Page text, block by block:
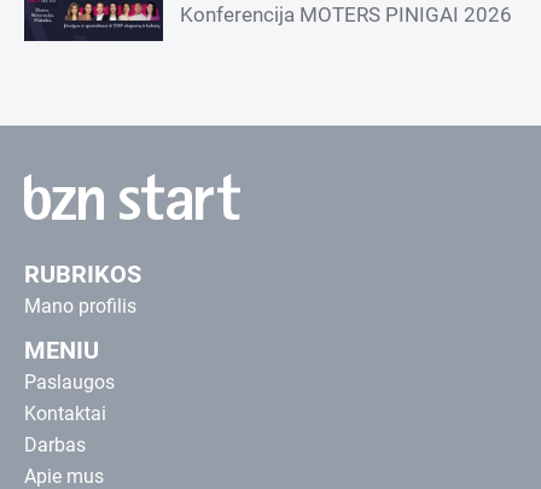
Konferencija MOTERS PINIGAI 2026
RUBRIKOS
Mano profilis
MENIU
Paslaugos
Kontaktai
Darbas
Apie mus